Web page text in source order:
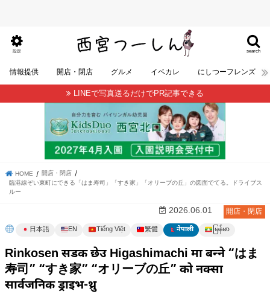
search
設定
情報提供 開店・閉店 グルメ イベカレ にしつーフレンズ
LINEで写真送るだけでPR記事できる
HOME
開店・閉店
臨港線ぞい東町にできる「はま寿司」「すき家」「オリーブの丘」の図面でてる。ドライブス
ルー
開店・閉店
2026.06.01
日本語 EN Tiếng Việt 繁體 नेपाली မြန်မာ
Rinkosen सडक छेउ Higashimachi मा बन्ने “はま
寿司” “すき家” “オリーブの丘” को नक्सा
सार्वजनिक ड्राइभ-थ्रु